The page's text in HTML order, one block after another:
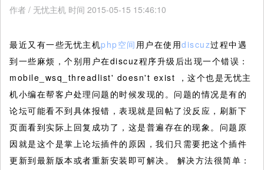
作者 / 无忧主机 时间 2015-05-15 15:46:10
最近又有一些无忧主机php空间 用户在使用discuz过程中遇
到一些麻烦，个别用户在discuz程序升级后出现一个错误：
mobile_wsq_threadlist' doesn't exist ，这个也是无忧主
机小编在帮客户处理问题的时候发现的。问题的情况是有的
论坛可能看不到具体报错，表现就是回帖了没反应，刷新下
页面看到实际上回复成功了，这是普遍存在的现象。问题原
因就是这个是掌上论坛插件的原因，我们只需要把这个插件
更新到最新版本或者重新安装即可解决。
解决方法很简单：